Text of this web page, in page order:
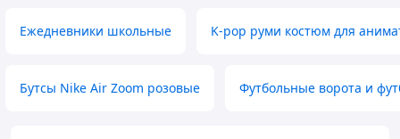
Ежедневники школьные K-pop руми костюм для
Бутсы Nike Air Zoom розовые Футбольные ворота и